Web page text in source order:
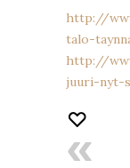
http://
talo-
http://
juuri-nyt-